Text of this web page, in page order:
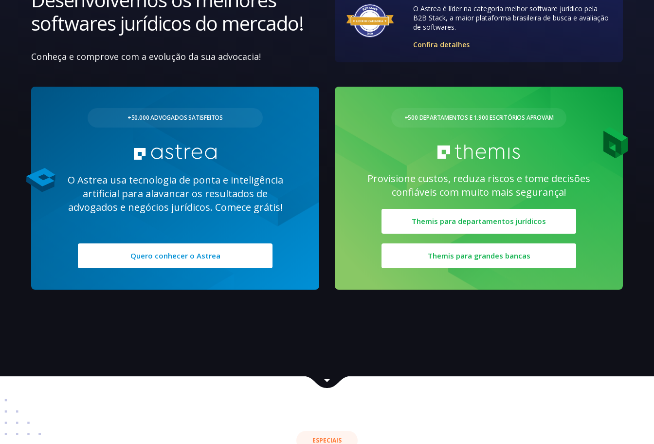
softwares jurídicos do mercado!
Conheça e comprove com a evolução da sua advocacia!
O Astrea é líder na categoria melhor software jurídico pela
B2B Stack, a maior plataforma brasileira de busca e avaliação
de softwares.
Confira detalhes
+50.000 ADVOGADOS SATISFEITOS
O Astrea usa tecnologia de ponta e inteligência
artificial para alavancar os resultados de
advogados e negócios jurídicos. Comece grátis!
Quero conhecer o Astrea
+500 DEPARTAMENTOS E 1.900 ESCRITÓRIOS APROVAM
Provisione custos, reduza riscos e tome decisões
confiáveis com muito mais segurança!
Themis para departamentos jurídicos
Themis para grandes bancas
ESPECIAIS